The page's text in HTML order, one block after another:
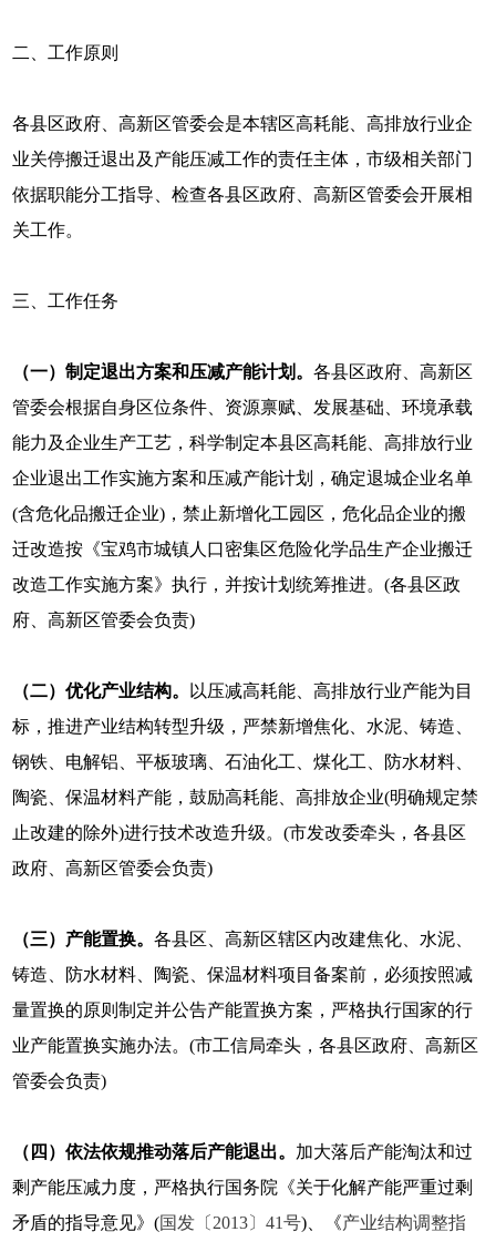
二、工作原则
各县区政府、高新区管委会是本辖区高耗能、高排放行业企
业关停搬迁退出及产能压减工作的责任主体，市级相关部门
依据职能分工指导、检查各县区政府、高新区管委会开展相
关工作。
三、工作任务
（一）制定退出方案和压减产能计划。各县区政府、高新区
管委会根据自身区位条件、资源禀赋、发展基础、环境承载
能力及企业生产工艺，科学制定本县区高耗能、高排放行业
企业退出工作实施方案和压减产能计划，确定退城企业名单
(含危化品搬迁企业)，禁止新增化工园区，危化品企业的搬
迁改造按《宝鸡市城镇人口密集区危险化学品生产企业搬迁
改造工作实施方案》执行，并按计划统筹推进。(各县区政
府、高新区管委会负责)
（二）优化产业结构。
以压减高耗能、高排放行业产能为目
标，推进产业结构转型升级，严禁新增焦化、水泥、铸造、
钢铁、电解铝、平板玻璃、石油化工、煤化工、防水材料、
陶瓷、保温材料产能，鼓励高耗能、高排放企业(明确规定禁
止改建的除外)进行技术改造升级。(市发改委牵头，各县区
政府、高新区管委会负责)
（三） 产能置换。各县区、高新区辖区内改建焦化、水泥、
铸造、防水材料、陶瓷、保温材料项目备案前，必须按照减
量置换的原则制定并公告产能置换方案，严格执行国家的行
业产能置换实施办法。(市工信局牵头，各县区政府、高新区
管委会负责)
（四）依法依规推动落后产能退出。 加大落后产能淘汰和过
剩产能压减力度，严格执行国务院《关于化解产能严重过剩
矛盾的指导意见》(国发〔2013〕41号)、《产业结构调整指